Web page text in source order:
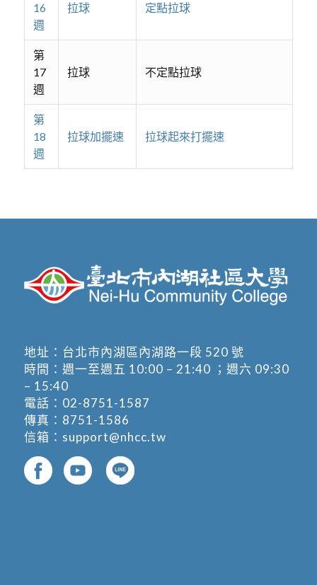
16
週
拉球 定點拉球
第
17
週
拉球 不定點拉球
第
18
週
拉球加擺速 拉球起來打擺速
地址： 台北市內湖區內湖路一段 520 號
時間：週一至週五 10:00 – 21:40 ；週六 09:30
– 15:40
電話： 02-8751-1587
傳真：8751-1586
信箱： support@nhcc.tw